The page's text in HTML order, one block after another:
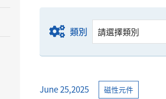
類別
June 25,2025 磁性元件